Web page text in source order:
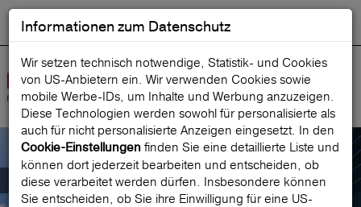
Suche starten
Der österreichische Marktführer für
Informationen zum Datenschutz
Wir setzen technisch notwendige, Statistik- und Cookies
von US-Anbietern ein. Wir verwenden Cookies sowie
mobile Werbe‑IDs, um Inhalte und Werbung anzuzeigen.
Diese Technologien werden sowohl für personalisierte als
auch für nicht personalisierte Anzeigen eingesetzt. In den
Cookie-Einstellungen finden Sie eine detaillierte Liste und
können dort jederzeit bearbeiten und entscheiden, ob
diese verarbeitet werden dürfen. Insbesondere können
Sie entscheiden, ob Sie ihre Einwilligung für eine US-